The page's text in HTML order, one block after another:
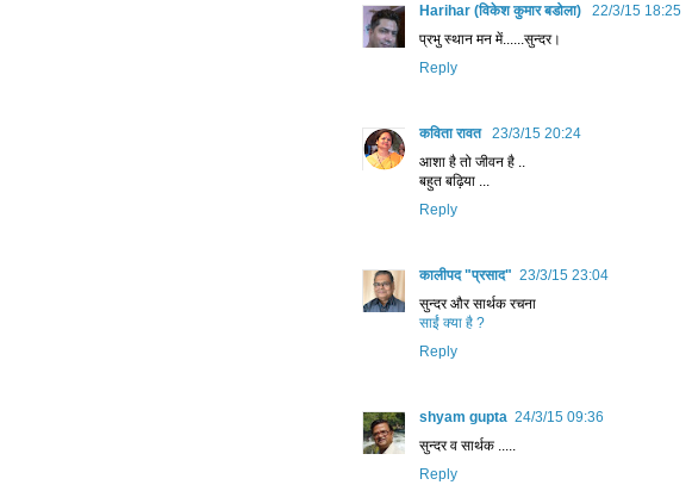
Harihar (विकेश कुमार बडोला)
22/3/15 18:25
प्रभु स्‍थान मन में......सुन्‍दर।
Reply
कविता रावत 23/3/15 20:24
आशा है तो जीवन है ..
बहुत बढ़िया ...
Reply
कालीपद "प्रसाद" 23/3/15 23:04
सुन्दर और सार्थक रचना
साईं क्या है ?
Reply
shyam gupta 24/3/15 09:36
सुन्दर व सार्थक .....
Reply